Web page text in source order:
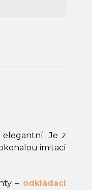
Je z
imitací
– odkládací